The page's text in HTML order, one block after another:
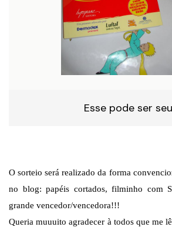
Esse pode ser
O sorteio será realizado da forma
no blog: papéis cortados, filminho com
grande vencedor/vencedora!!!
Queria muuuito agradecer à todos que me